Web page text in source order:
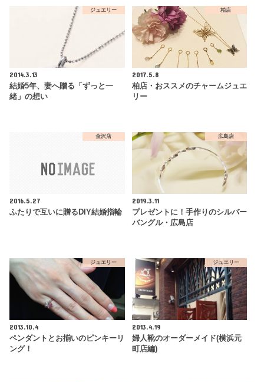
ジュエリー
2014.3.13
結婚5年、妻へ贈る「ずっと一
緒」の想い
柏店
2017.5.8
柏店・おススメのチャームジュエ
リー
金沢店
2016.5.27
ふたりで互いに贈るDIY結婚指輪
広島店
2019.3.11
プレゼントに！手作りのシルバー
バングル・広島店
ジュエリー
2013.10.4
ペンダントとお揃いのピンキーリ
ング！
ジュエリー
2013.4.19
婦人靴のオーダーメイド(横浜元
町店編)